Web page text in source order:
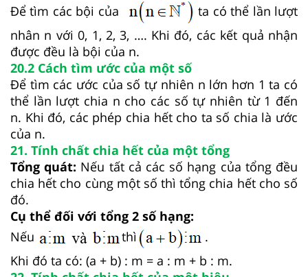
Để tìm các bội của
ta có thể lần lượt
nhân n với 0, 1, 2, 3, …. Khi đó, các kết quả nhận
được đều là bội của n.
20.2 Cách tìm ước của một số
Để tìm các ước của số tự nhiên n lớn hơn 1 ta có
thể lần lượt chia n cho các số tự nhiên từ 1 đến
n. Khi đó, các phép chia hết cho ta số chia là ước
của n.
21. Tính chất chia hết của một tổng
Tổng quát: Nếu tất cả các số hạng của tổng đều
chia hết cho cùng một số thì tổng chia hết cho số
đó.
Cụ thể đối với tổng 2 số hạng:
Nếu
thì
.
Khi đó ta có: (a + b) : m = a : m + b : m.